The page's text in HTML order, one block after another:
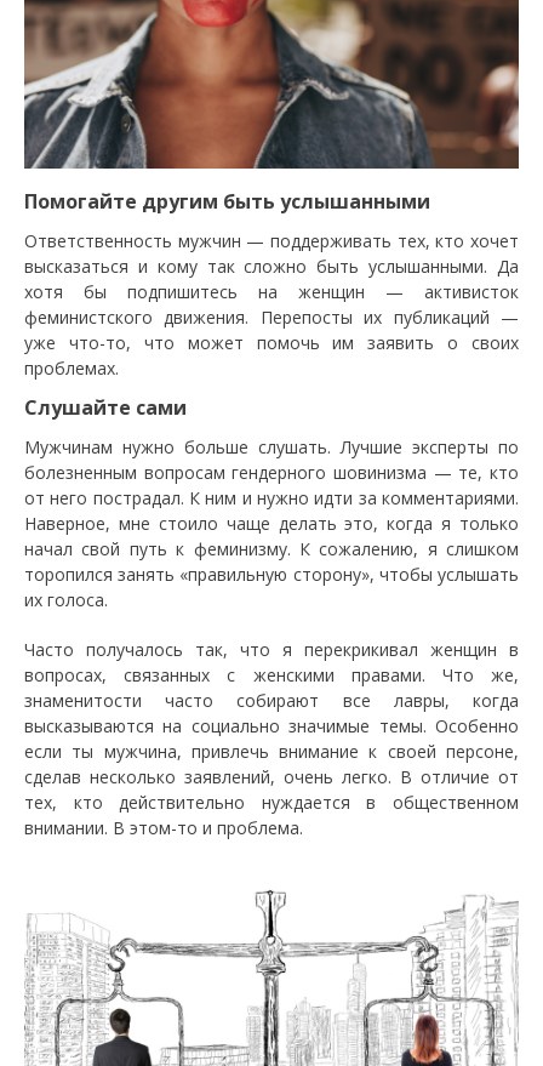
Помогайте другим быть услышанными
Ответственность мужчин — поддерживать тех, кто хочет
высказаться и кому так сложно быть услышанными. Да
хотя бы подпишитесь на женщин — активисток
феминистского движения. Перепосты их публикаций —
уже что-то, что может помочь им заявить о своих
проблемах.
Слушайте сами
Мужчинам нужно больше слушать. Лучшие эксперты по
болезненным вопросам гендерного шовинизма — те, кто
от него пострадал. К ним и нужно идти за комментариями.
Наверное, мне стоило чаще делать это, когда я только
начал свой путь к феминизму. К сожалению, я слишком
торопился занять «правильную сторону», чтобы услышать
их голоса.
Часто получалось так, что я перекрикивал женщин в
вопросах, связанных с женскими правами. Что же,
знаменитости часто собирают все лавры, когда
высказываются на социально значимые темы. Особенно
если ты мужчина, привлечь внимание к своей персоне,
сделав несколько заявлений, очень легко. В отличие от
тех, кто действительно нуждается в общественном
внимании. В этом-то и проблема.